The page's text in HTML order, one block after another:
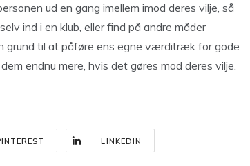
ud en gang imellem imod deres vilje, så
ind i en klub, eller find på andre måder
grund til at påføre ens egne værditræk for gode
endnu mere, hvis det gøres mod deres vilje.
LINKEDIN